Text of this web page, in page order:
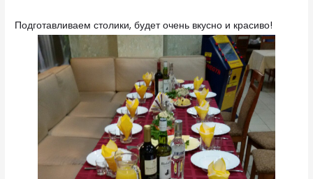
Подготавливаем столики, будет очень вкусно и красиво!